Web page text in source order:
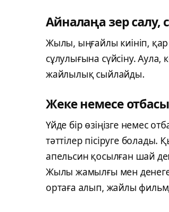
Айналаңа зер салу,
Жылы, ыңғайлы киініп,
сұлулығына сүйсіну.
жайлылық сыйлайды.
Жеке немесе
Үйде бір өзіңізге немес
тәттілер пісіруге болады.
апельсин қосылған шай
Жылы жамылғы мен денеге
ортаға алып, жайлы